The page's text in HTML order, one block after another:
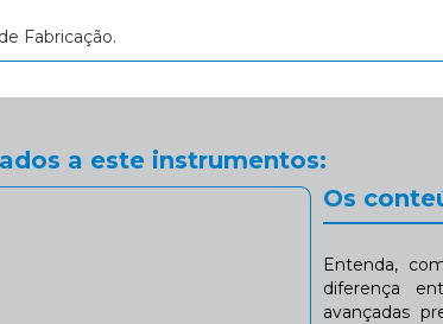
Fabricação.
a este instrumentos:
Os
Entenda,
diferença
avançadas